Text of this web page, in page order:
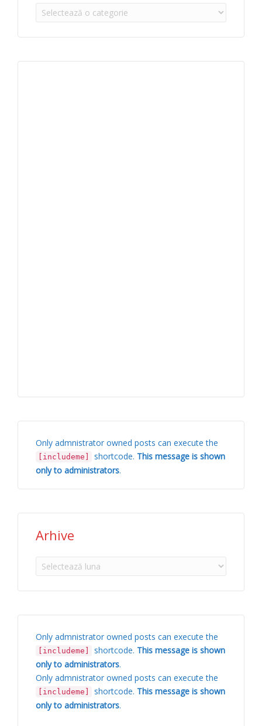
Organizatii
Only admnistrator owned posts can execute the
[includeme] shortcode. This message is shown
only to administrators.
Arhive
Arhive
Only admnistrator owned posts can execute the
[includeme] shortcode. This message is shown
only to administrators.
Only admnistrator owned posts can execute the
[includeme] shortcode. This message is shown
only to administrators.